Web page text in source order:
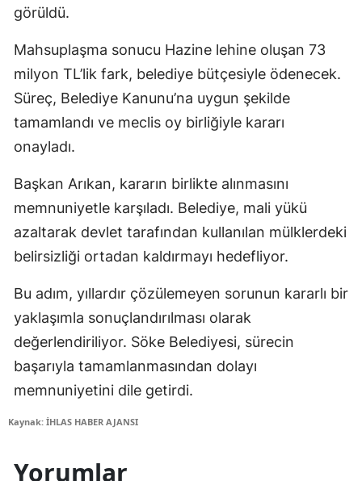
görüldü.
Mahsuplaşma sonucu Hazine lehine oluşan 73
milyon TL’lik fark, belediye bütçesiyle ödenecek.
Süreç, Belediye Kanunu’na uygun şekilde
tamamlandı ve meclis oy birliğiyle kararı
onayladı.
Başkan Arıkan, kararın birlikte alınmasını
memnuniyetle karşıladı. Belediye, mali yükü
azaltarak devlet tarafından kullanılan mülklerdeki
belirsizliği ortadan kaldırmayı hedefliyor.
Bu adım, yıllardır çözülemeyen sorunun kararlı bir
yaklaşımla sonuçlandırılması olarak
değerlendiriliyor. Söke Belediyesi, sürecin
başarıyla tamamlanmasından dolayı
memnuniyetini dile getirdi.
Kaynak: İHLAS HABER AJANSI
Yorumlar